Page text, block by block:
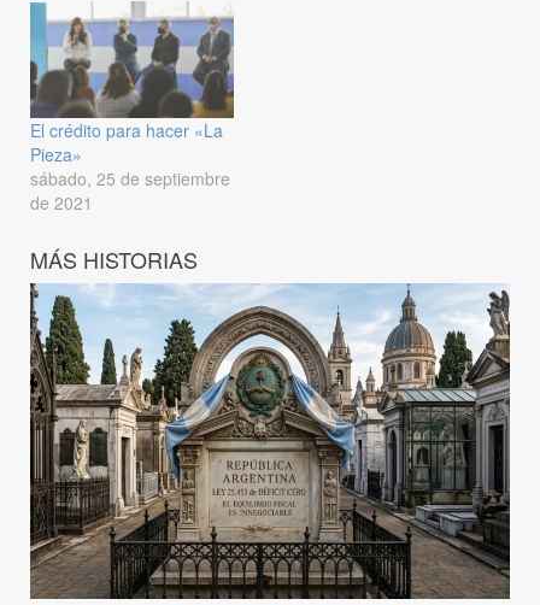
El crédito para hacer «La
Pieza»
sábado, 25 de septiembre
de 2021
MÁS HISTORIAS